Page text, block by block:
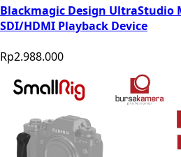
Blackmagic Design UltraStudio
SDI/HDMI Playback Device
Rp2.988.000